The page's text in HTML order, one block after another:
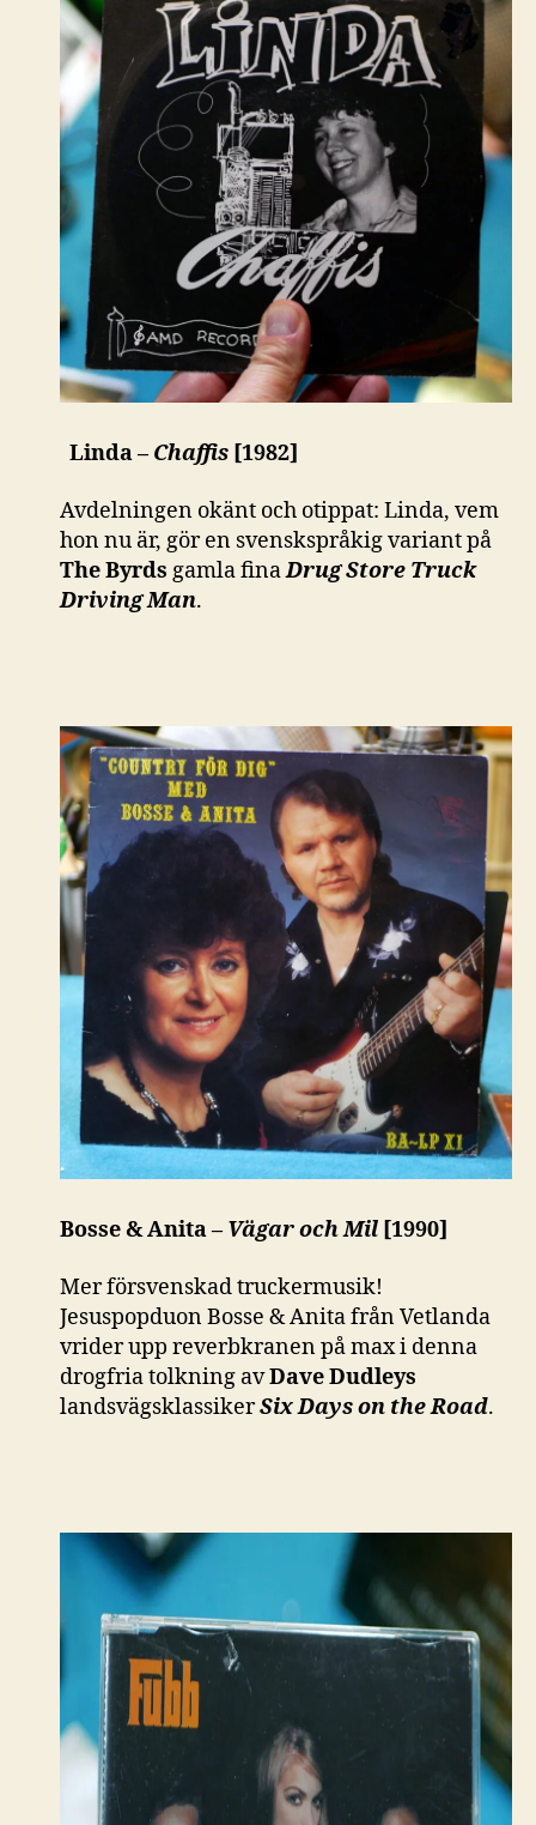
Linda – Chaffis [1982]
Avdelningen okänt och otippat: Linda, vem
hon nu är, gör en svenskspråkig variant på
The Byrds gamla finaDrug Store Truck
Driving Man.
Bosse & Anita – Vägar och Mil [1990]
Mer försvenskad truckermusik!
Jesuspopduon Bosse & Anita från Vetlanda
vrider upp reverbkranen på max i denna
drogfria tolkning avDave Dudleys
landsvägsklassikerSix Days on the Road.